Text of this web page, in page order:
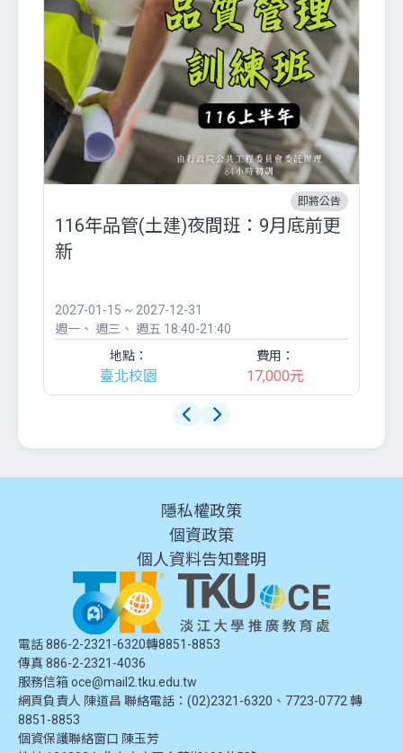
即將公告
116年品管(土建)夜間班：9月底前更
新
2027-01-15 ~ 2027-12-31
週一
週三 週五 18:40-21:40
地點：
臺北校園
費用：
17,000元
隱私權政策
個資政策
個人資料告知聲明
電話 886-2-2321-6320轉8851-8853
傳真 886-2-2321-4036
服務信箱 oce@mail2.tku.edu.tw
網頁負責人 陳道昌 聯絡電話：(02)2321-6320、7723-0772 轉
8851-8853
個資保護聯絡窗口 陳玉芳